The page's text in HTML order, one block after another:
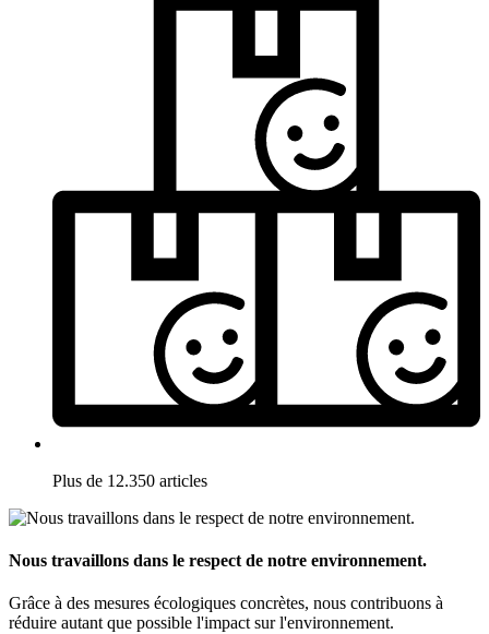
Plus de 12.350 articles
Nous travaillons dans le respect de notre environnement.
Grâce à des mesures écologiques concrètes, nous contribuons à
réduire autant que possible l'impact sur l'environnement.